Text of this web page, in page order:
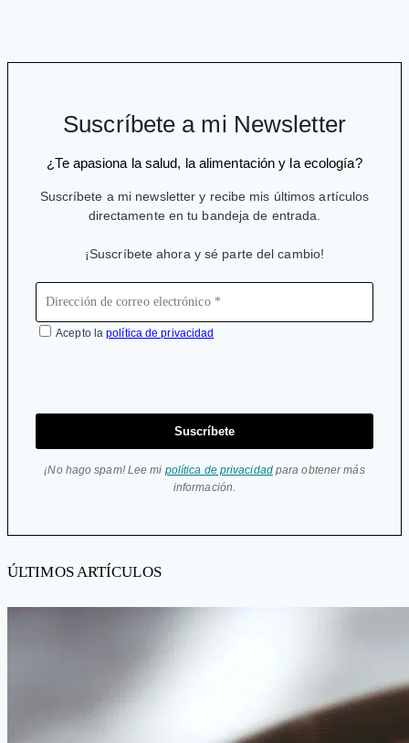
a
parapléjica
e
inactivada
Suscríbete a mi Newsletter
¿Te apasiona la salud, la alimentación y la ecología?
Suscríbete a mi newsletter y recibe mis últimos artículos
directamente en tu bandeja de entrada.
¡Suscríbete ahora y sé parte del cambio!
Acepto lapolítica de privacidad
Suscríbete
¡No hago spam! Lee mi política de privacidadpara obtener más
información.
ÚLTIMOS ARTÍCULOS